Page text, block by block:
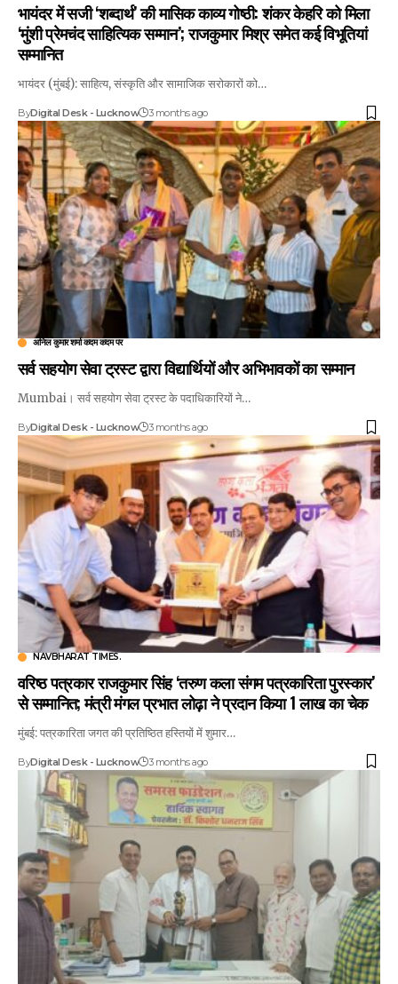
भायंदर में सजी ‘शब्दार्थ’ की मासिक काव्य गोष्ठी: शंकर केहरि को मिला
‘मुंशी प्रेमचंद साहित्यिक सम्मान’; राजकुमार मिश्र समेत कई विभूतियां
सम्मानित
भायंदर (मुंबई): साहित्य, संस्कृति और सामाजिक सरोकारों को…
ByDigital Desk - Lucknow 3 months ago
अनिल कुमार शर्मा कदम कदम पर
सर्व सहयोग सेवा ट्रस्ट द्वारा विद्यार्थियों और अभिभावकों का सम्मान
Mumbai। सर्व सहयोग सेवा ट्रस्ट के पदाधिकारियों ने…
ByDigital Desk - Lucknow 3 months ago
NAVBHARAT TIMES.
वरिष्ठ पत्रकार राजकुमार सिंह ‘तरुण कला संगम पत्रकारिता पुरस्कार’
से सम्मानित; मंत्री मंगल प्रभात लोढ़ा ने प्रदान किया 1 लाख का चेक
मुंबई: पत्रकारिता जगत की प्रतिष्ठित हस्तियों में शुमार…
ByDigital Desk - Lucknow 3 months ago